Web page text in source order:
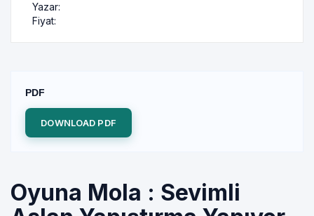
Yazar:
Fiyat:
PDF
DOWNLOAD PDF
Oyuna Mola : Sevimli